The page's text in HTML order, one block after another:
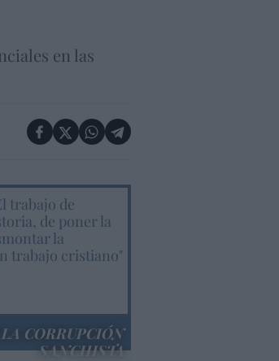
en las
trabajo de
de poner la
la
trabajo cristiano"
CORRUPCIÓN
SANCHISTA